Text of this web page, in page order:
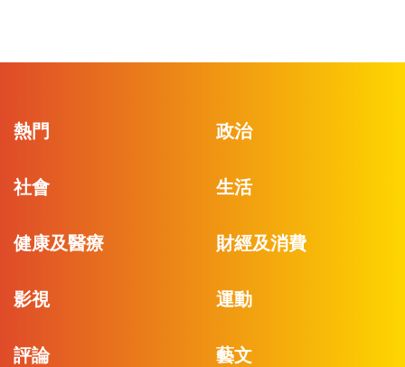
熱門 政治
社會 生活
健康及醫療 財經及消費
影視 運動
評論 藝文